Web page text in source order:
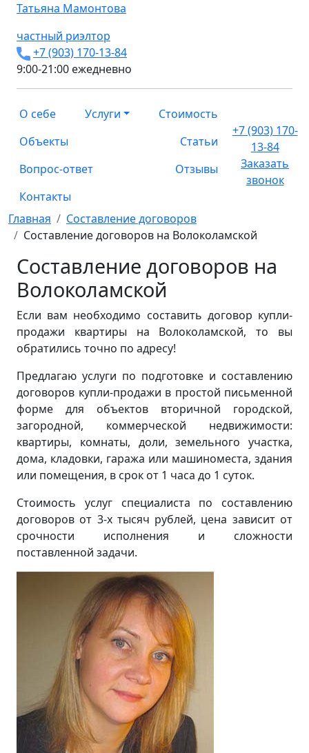
Татьяна Мамонтова
частный риэлтор
+7 (903) 170-13-84
9:00-21:00 ежедневно
О себе Услуги
Стоимость
Объекты
Статьи
Вопрос-ответ
Отзывы
Контакты
+7 (903) 170-
13-84
Заказать
звонок
Главная
Составление договоров
Составление договоров на Волоколамской
Составление договоров на
Волоколамской
Если вам необходимо составить договор купли-
продажи квартиры на Волоколамской, то вы
обратились точно по адресу!
Предлагаю услуги по подготовке и составлению
договоров купли-продажи в простой письменной
форме для объектов вторичной городской,
загородной, коммерческой недвижимости:
квартиры, комнаты, доли, земельного участка,
дома, кладовки, гаража или машиноместа, здания
или помещения, в срок от 1 часа до 1 суток.
Стоимость услуг специалиста по составлению
договоров от 3-х тысяч рублей, цена зависит от
срочности исполнения и сложности
поставленной задачи.